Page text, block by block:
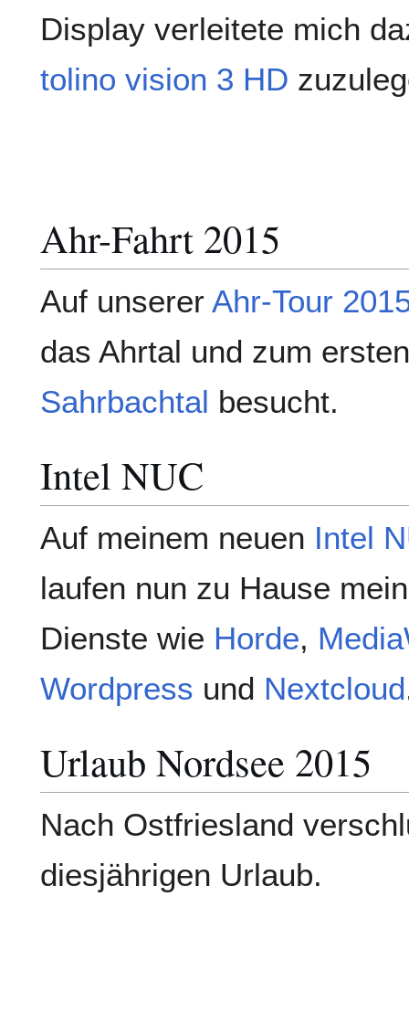
Display verleitete mich
tolino vision 3 HD
Ahr-Fahrt 2015
Auf unserer Ahr-Tour
das Ahrtal und zum
Sahrbachtal besucht.
Intel NUC
Auf meinem neuen Intel
laufen nun zu Hause
Dienste wie Horde,
Wordpress und Nextcloud
Urlaub Nordsee 2015
Nach Ostfriesland
diesjährigen Urlaub.